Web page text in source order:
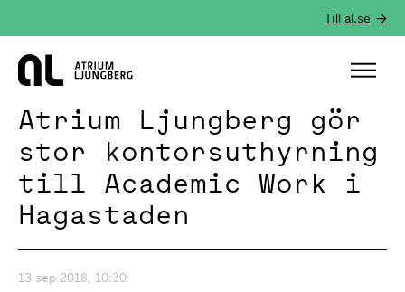
Till al.se
Hem
Atrium Ljungberg gör
stor kontorsuthyrning
till Academic Work i
Hagastaden
13 sep 2018, 10:30